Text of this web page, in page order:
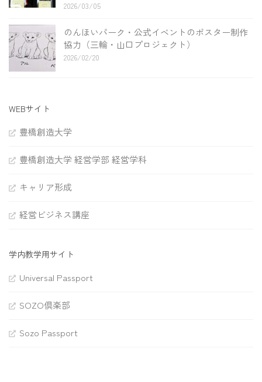
2026/03/05
のんほいパーク・公式イベントのポスター制作
協力（三輪・山口プロジェクト）
2026/02/20
WEBサイト
豊橋創造大学
豊橋創造大学 経営学部 経営学科
キャリア形成
経営ビジネス講座
学内教学用サイト
Universal Passport
SOZO倶楽部
Sozo Passport